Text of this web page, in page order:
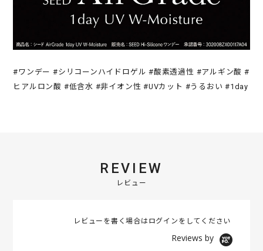
#ワンデー #シリコーンハイドロゲル #酸素透過性 #アルギン酸 #
ヒアルロン酸 #低含水 #非イオン性 #UVカット #うるおい #1day
REVIEW
レビュー
レビューを書く場合はログイン をしてください
Reviews by